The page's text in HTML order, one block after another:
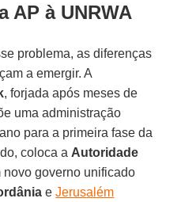
AP à UNRWA
problema, as diferenças
a emergir. A
, forjada após meses de
uma administração
para a primeira fase da
coloca a Autoridade
novo governo unificado
eJerusalém